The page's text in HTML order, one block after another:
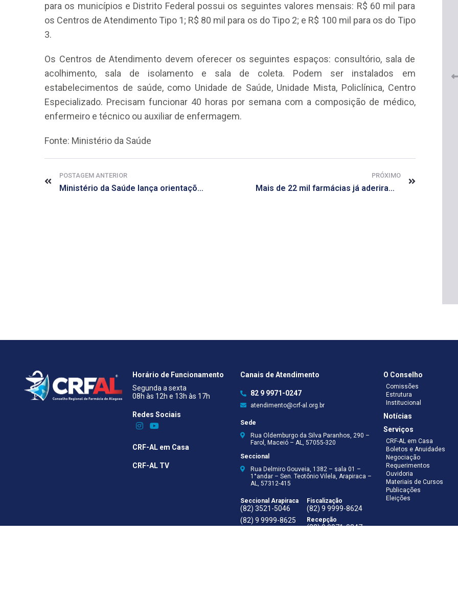
para os municípios e Distrito Federal possui os seguintes valores mensais: R$ 60 mil para
os Centros de Atendimento Tipo 1; R$ 80 mil para os do Tipo 2; e R$ 100 mil para os do Tipo
3.
Os Centros de Atendimento devem oferecer os seguintes espaços: consultório, sala de
acolhimento, sala de isolamento e sala de coleta. Podem ser instalados em
estabelecimentos de saúde, como Unidade de Saúde, Unidade Mista, Policlínica, Centro
Especializado. Precisam funcionar 40 horas por semana com a composição de médico,
enfermeiro e técnico ou auxiliar de enfermagem.
Fonte: Ministério da Saúde
POSTAGEM ANTERIOR
Ministério da Saúde lança orientações para padronização do atendimento à Covid-19
PRÓXIMO
Mais de 22 mil farmácias já aderiram à receita digital Memed
CRF-AL reforça importância do
farmacêutico em nova resolução
29 de janeiro de 2026
CRF-AL renova parceria com
Virtual de Farmácia
26 de maio de 2026
Horário de Funcionamento
Segunda a sexta
08h às 12h e 13h às 17h
Redes Sociais​
CRF-AL em Casa
CRF-AL TV
Canais de Atendimento
82 9 9971-0247
atendimento@crf-al.org.br
Sede
Rua Oldemburgo da Silva Paranhos, 290 –
Farol, Maceió – AL, 57055-320
Seccional
Rua Delmiro Gouveia, 1382 – sala 01 –
1°andar – Sen. Teotônio Vilela, Arapiraca –
AL, 57312-415
Seccional Arapiraca
(82) 3521-5046
(82) 9 9999-8625
Fiscalização
(82) 9 9999-8624
Recepção
(82) 9 9971-0247
O Conselho
Comissões
Estrutura
Institucional
Notícias
Serviços
CRF-AL em Casa
Boletos e Anuidades
Negociação
Requerimentos
Ouvidoria
Materiais de Cursos
Publicações
Eleições